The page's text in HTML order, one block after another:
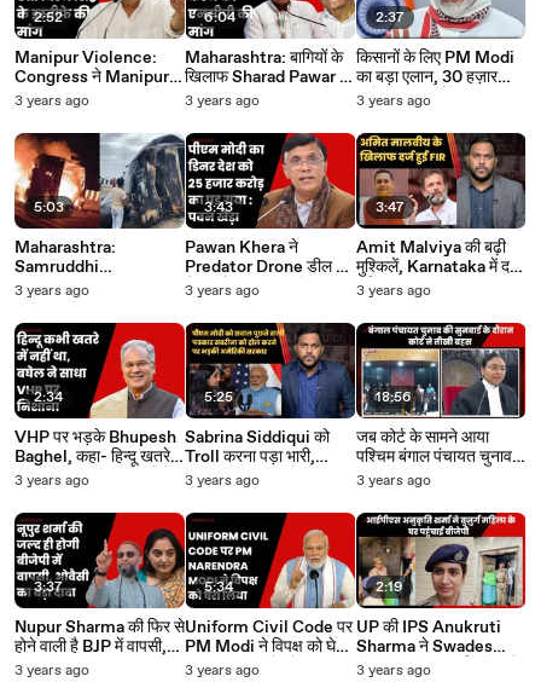
2:52
Manipur Violence:
Congress ने Manipur के
CM N Biren Singh के
Meitei | BJP
3 years ago
5:03
Maharashtra:
Samruddhi
Expressway पर बड़ा
Buldhana| Private Bus
| Nagpur
3 years ago
2:34
VHP पर भड़के Bhupesh
Baghel, कहा- हिन्दू खतरे में
नहीं है बल्कि इन पद खतरे में
3 years ago
3:37
Nupur Sharma की फिर से
होने वाली है BJP में वापसी,
Asaduddin Owaisi का
3 years ago
6:04
Maharashtra: बागियों के
खिलाफ Sharad Pawar का
एक्शन, Ajit Pawar समेत
याचिका
3 years ago
3:43
Pawan Khera ने
Predator Drone डील को
लेकर मोदी पर साधा निशाना |
BJP Congress
3 years ago
5:25
Sabrina Siddiqui को
Troll करना पड़ा भारी,
White House ने बयान
PM Modi | USA
3 years ago
5:34
Uniform Civil Code पर
PM Modi ने विपक्ष को घेरा,
कहा - मुसलमानों को गुमराह
3 years ago
2:37
किसानों के लिए PM Modi
का बड़ा एलान, 30 हज़ार
करोड़ का नया पैकेज |
| BJP | MSP
3 years ago
3:47
Amit Malviya की बढ़ी
मुश्किलें, Karnataka में दर्ज
हुई FIR | BJP IT Cell |
Gandhi
3 years ago
18:56
जब कोर्ट के सामने आया
पश्चिम बंगाल पंचायत चुनाव
का मामला| West Bengal
Courtroom
3 years ago
2:19
UP की IPS Anukruti
Sharma ने Swades
फिल्म की तरह बुज़ुर्ग महिला के
3 years ago